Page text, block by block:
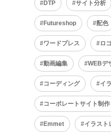
DTP サイト分析
Futureshop 配色
ワードプレス ロ
動画編集 WEBデ
コーディング イ
コーポレートサイト制作
Emmet イラスト